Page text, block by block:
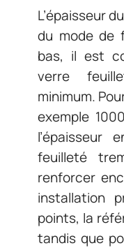
L’épaisseur
du mode de
bas, il est
verre
minimum.
exemple
l’épaisseur
feuilleté
renforcer
installation
points, la
tandis que